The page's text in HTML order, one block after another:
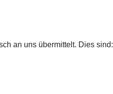
an uns übermittelt. Dies sind: